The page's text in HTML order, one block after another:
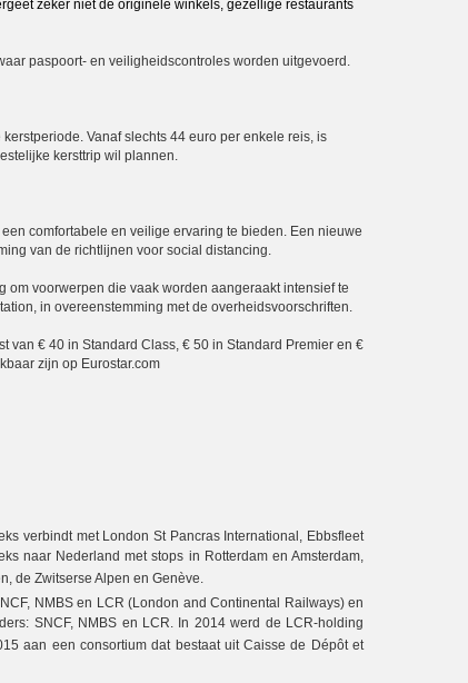
zeker niet de originele winkels, gezellige restaurants
paspoort- en veiligheidscontroles worden uitgevoerd.
Vanaf slechts 44 euro per enkele reis, is
kersttrip wil plannen.
comfortabele en veilige ervaring te bieden. Een nieuwe
van de richtlijnen voor social distancing.
voorwerpen die vaak worden aangeraakt intensief te
in overeenstemming met de overheidsvoorschriften.
van € 40 in Standard Class, € 50 in Standard Premier en €
zijn op Eurostar.com
verbindt met London St Pancras International, Ebbsfleet
naar Nederland met stops in Rotterdam en Amsterdam,
de Zwitserse Alpen en Genève.
NMBS en LCR (London and Continental Railways) en
SNCF, NMBS en LCR. In 2014 werd de LCR-holding
aan een consortium dat bestaat uit Caisse de Dépôt et